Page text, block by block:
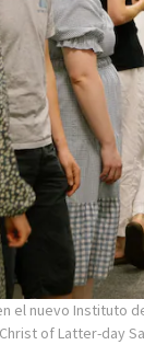
el nuevo Instituto
of Latter-day